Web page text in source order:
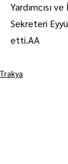
Yardımcısı
Sekreteri
etti.AA
Trakya